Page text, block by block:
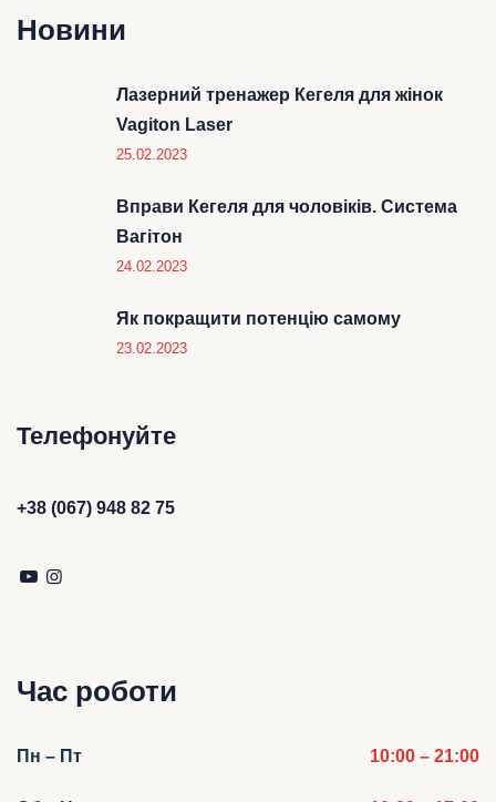
Новини
Лазерний тренажер Кегеля для жінок
Vagiton Laser
25.02.2023
Вправи Кегеля для чоловіків. Система
Вагітон
24.02.2023
Як покращити потенцію самому
23.02.2023
Телефонуйте
+38 (067) 948 82 75
Час роботи
Пн – Пт 10:00 – 21:00